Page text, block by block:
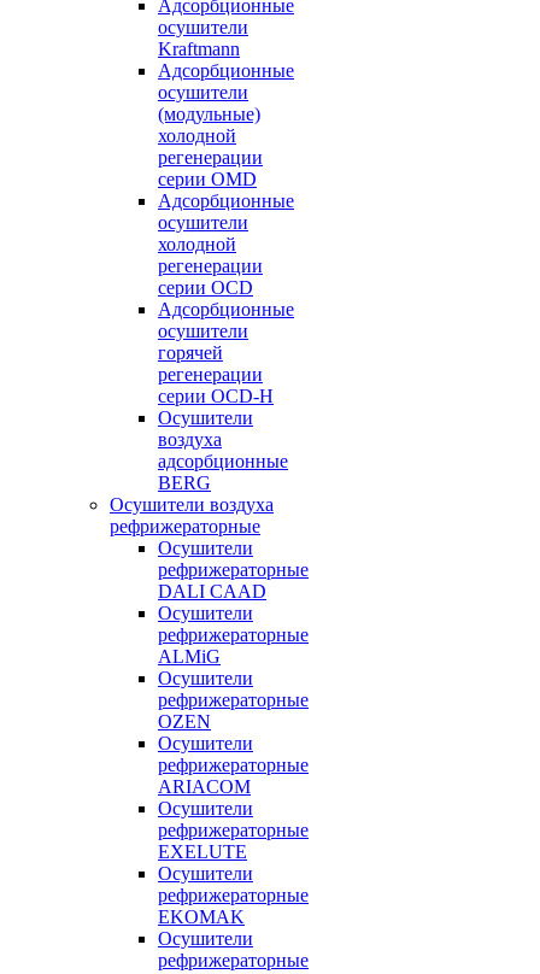
Адсорбционные
осушители
Kraftmann
Адсорбционные
осушители
(модульные)
холодной
регенерации
серии OMD
Адсорбционные
осушители
холодной
регенерации
серии OCD
Адсорбционные
осушители
горячей
регенерации
серии OСD-H
Осушители
воздуха
адсорбционные
BERG
Осушители воздуха
рефрижераторные
Осушители
рефрижераторные
DALI CAAD
Осушители
рефрижераторные
ALMiG
Осушители
рефрижераторные
OZEN
Осушители
рефрижераторные
ARIACOM
Осушители
рефрижераторные
EXELUTE
Осушители
рефрижераторные
EKOMAK
Осушители
рефрижераторные